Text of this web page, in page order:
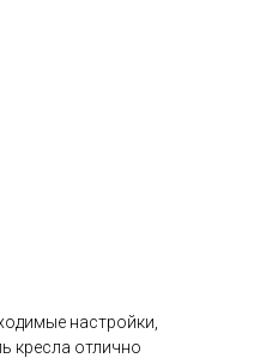
настройки,
кресла отлично